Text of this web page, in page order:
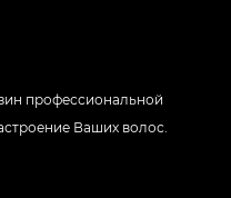
профессиональной
Ваших волос.